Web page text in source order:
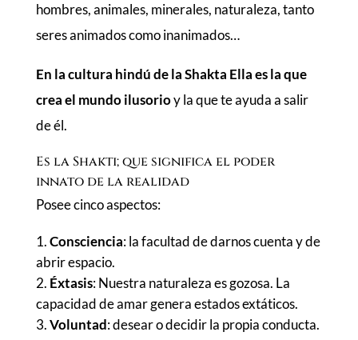
hombres, animales, minerales, naturaleza, tanto
seres animados como inanimados…
En la cultura hindú de la Shakta Ella es la que
crea el mundo ilusorioy la que te ayuda a salir
de él.
Es la Shakti; que significa el poder
innato de la realidad
Posee cinco aspectos:
Consciencia: la facultad de darnos cuenta y de
abrir espacio.
Éxtasis: Nuestra naturaleza es gozosa. La
capacidad de amar genera estados extáticos.
Voluntad: desear o decidir la propia conducta.